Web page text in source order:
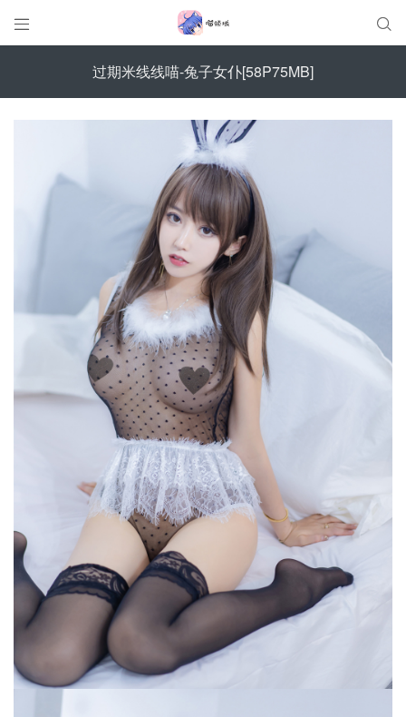
 
过期米线线喵-兔子女仆[58P75MB]